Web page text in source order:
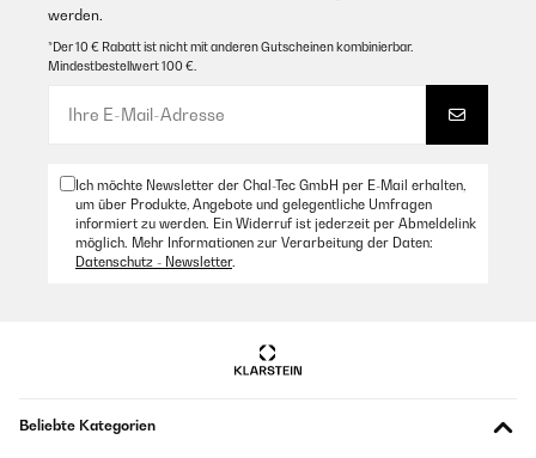
Amazon Benutzer – Bewertung durch Chal-Tec GmbH nicht
eigenständig überprüft
Übersetzen
werden.
*Der 10 € Rabatt ist nicht mit anderen Gutscheinen kombinierbar.
Mindestbestellwert 100 €.
Ich möchte Newsletter der Chal-Tec GmbH per E-Mail erhalten,
um über Produkte, Angebote und gelegentliche Umfragen
informiert zu werden. Ein Widerruf ist jederzeit per Abmeldelink
möglich. Mehr Informationen zur Verarbeitung der Daten:
Datenschutz - Newsletter.
Beliebte Kategorien